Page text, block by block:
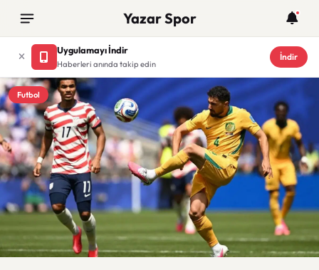
Yazar Spor
Uygulamayı İndir
Haberleri anında takip edin
İndir
Futbol